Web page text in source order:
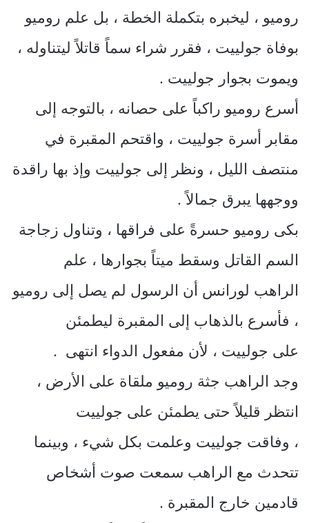
روميو ، ليخبره بتكملة الخطة ، بل علم روميو
بوفاة جولييت ، فقرر شراء سماً قاتلاً ليتناوله ،
ويموت بجوار جولييت .
أسرع روميو راكباً على حصانه ، بالتوجه إلى
مقابر أسرة جولييت ، واقتحم المقبرة في
منتصف الليل ، ونظر إلى جولييت وإذ بها راقدة
ووجهها يبرق جمالاً .
بكى روميو حسرةً على فراقها ، وتناول زجاجة
السم القاتل وسقط ميتاً بجوارها ، علم
الراهب لورانس أن الرسول لم يصل إلى روميو
، فأسرع بالذهاب إلى المقبرة ليطمئن
على جولييت ، لأن مفعول الدواء انتهى .
وجد الراهب جثة روميو ملقاة على الأرض ،
انتظر قليلاً حتى يطمئن على جولييت
، وفاقت جولييت وعلمت بكل شيء ، وبينما
تتحدث مع الراهب سمعت صوت أشخاص
قادمين خارج المقبرة .